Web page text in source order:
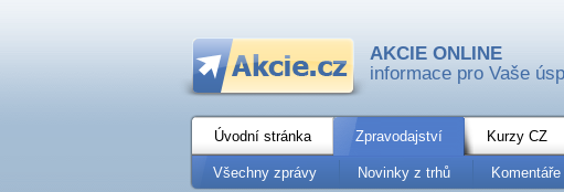
AKCIE ONLINE
informace pro Vaše
Úvodní stránka Zpravodajství Kurzy CZ
Všechny zprávy Novinky z trhů